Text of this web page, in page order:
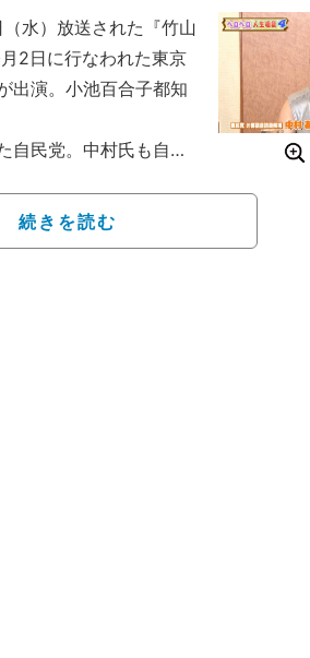
水）放送された『竹山
2日に行なわれた東京
出演。小池百合子都知
自民党。中村氏も自民
連幹事長・内田茂氏の
氏も落選してしまった
続きを読む